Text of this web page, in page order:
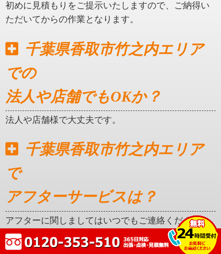
初めに見積もりをご提示いたしますので、ご納得い
ただいてからの作業となります。
千葉県香取市竹之内エリア
での
法人や店舗でもOKか？
法人や店舗様で大丈夫です。
千葉県香取市竹之内エリア
で
アフターサービスは？
アフターに関しましてはいつでもご連絡ください。
クレカ対応はしているか？